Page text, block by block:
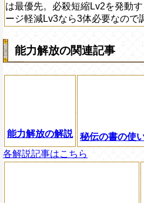
は最優先。必殺短縮Lv2を発動
ージ軽減Lv3なら3体必要なので
能力解放の関連記事
能力解放の解説
秘伝の書の使
各解説記事はこちら